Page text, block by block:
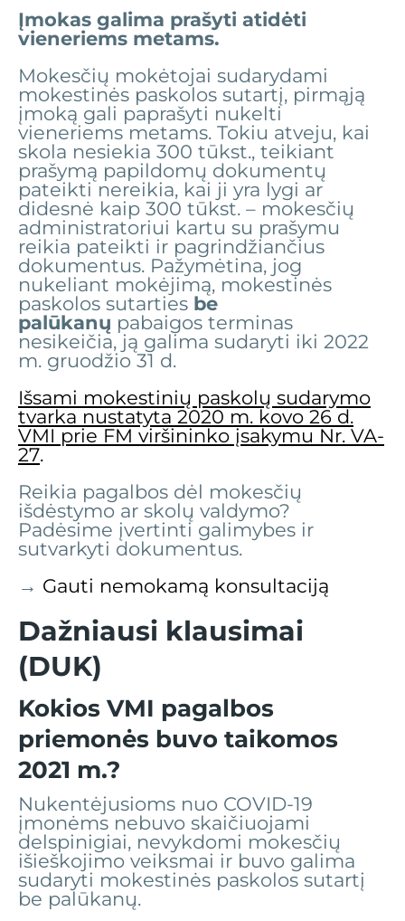
Įmokas galima prašyti atidėti
vieneriems metams.
Mokesčių mokėtojai sudarydami
mokestinės paskolos sutartį, pirmąją
įmoką gali paprašyti nukelti
vieneriems metams. Tokiu atveju, kai
skola nesiekia 300 tūkst., teikiant
prašymą papildomų dokumentų
pateikti nereikia, kai ji yra lygi ar
didesnė kaip 300 tūkst. – mokesčių
administratoriui kartu su prašymu
reikia pateikti ir pagrindžiančius
dokumentus. Pažymėtina, jog
nukeliant mokėjimą, mokestinės
paskolos sutarties be
palūkanų pabaigos terminas
nesikeičia, ją galima sudaryti iki 2022
m. gruodžio 31 d.
Išsami mokestinių paskolų sudarymo
tvarka nustatyta 2020 m. kovo 26 d.
VMI prie FM viršininko įsakymu Nr. VA-
27.
Reikia pagalbos dėl mokesčių
išdėstymo ar skolų valdymo?
Padėsime įvertinti galimybes ir
sutvarkyti dokumentus.
→ Gauti nemokamą konsultaciją
Dažniausi klausimai
(DUK)
Kokios VMI pagalbos
priemonės buvo taikomos
2021 m.?
Nukentėjusioms nuo COVID-19
įmonėms nebuvo skaičiuojami
delspinigiai, nevykdomi mokesčių
išieškojimo veiksmai ir buvo galima
sudaryti mokestinės paskolos sutartį
be palūkanų.